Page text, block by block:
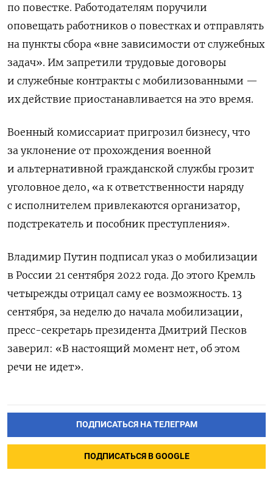
по повестке. Работодателям поручили
оповещать работников о повестках и отправлять
на пункты сбора «вне зависимости от служебных
задач». Им запретили трудовые договоры
и служебные контракты с мобилизованными —
их действие приостанавливается на это время.
Военный комиссариат пригрозил бизнесу, что
за уклонение от прохождения военной
и альтернативной гражданской службы грозит
уголовное дело, «а к ответственности наряду
с исполнителем привлекаются организатор,
подстрекатель и пособник преступления».
Владимир Путин подписал указ о мобилизации
в России 21 сентября 2022 года. До этого Кремль
четырежды отрицал саму ее возможность. 13
сентября, за неделю до начала мобилизации,
пресс-секретарь президента Дмитрий Песков
заверил: «В настоящий момент нет, об этом
речи не идет».
ПОДПИСАТЬСЯ НА ТЕЛЕГРАМ
ПОДПИСАТЬСЯ В GOOGLE